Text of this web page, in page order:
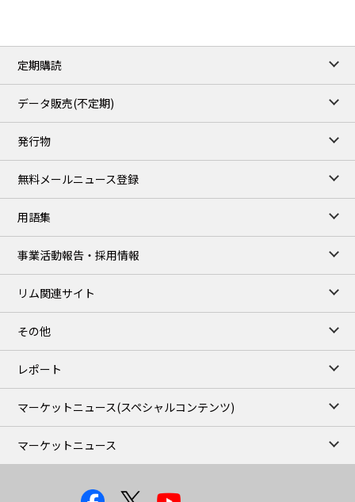
定期購読
データ販売(不定期)
発行物
無料メールニュース登録
用語集
事業活動報告・採用情報
リム関連サイト
その他
レポート
マーケットニュース(スペシャルコンテンツ)
マーケットニュース